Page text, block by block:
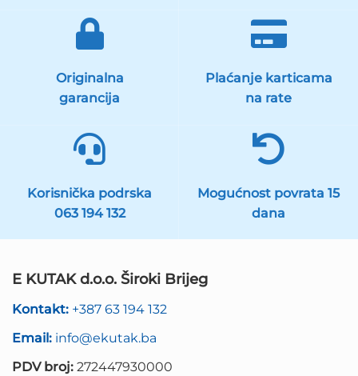
Originalna
garancija
Plaćanje karticama
na rate
Korisnička podrska
063 194 132
Mogućnost povrata 15
dana
E KUTAK d.o.o. Široki Brijeg
Kontakt: +387 63 194 132
Email: info@ekutak.ba
PDV broj: 272447930000